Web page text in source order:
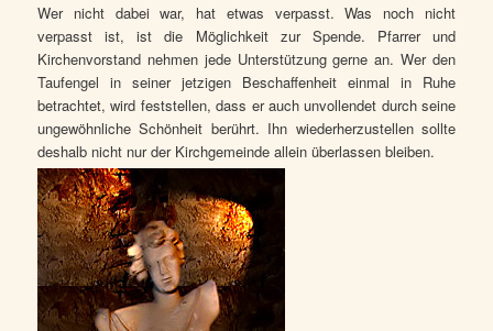
Wer nicht dabei war, hat etwas verpasst. Was noch nicht
verpasst ist, ist die Möglichkeit zur Spende. Pfarrer und
Kirchenvorstand nehmen jede Unterstützung gerne an. Wer den
Taufengel in seiner jetzigen Beschaffenheit einmal in Ruhe
betrachtet, wird feststellen, dass er auch unvollendet durch seine
ungewöhnliche Schönheit berührt. Ihn wiederherzustellen sollte
deshalb nicht nur der Kirchgemeinde allein überlassen bleiben.